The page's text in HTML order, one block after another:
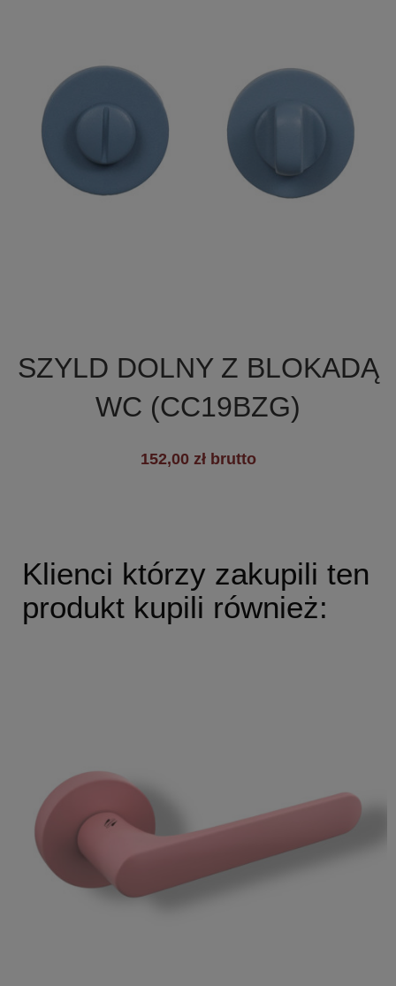

SZYLD DOLNY Z BLOKADĄ
WC (CC19BZG)
152,00 zł brutto
Klienci którzy zakupili ten
produkt kupili również: